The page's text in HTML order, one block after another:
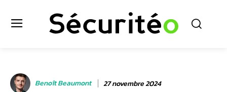
Benoît Beaumont 27 novembre 2024